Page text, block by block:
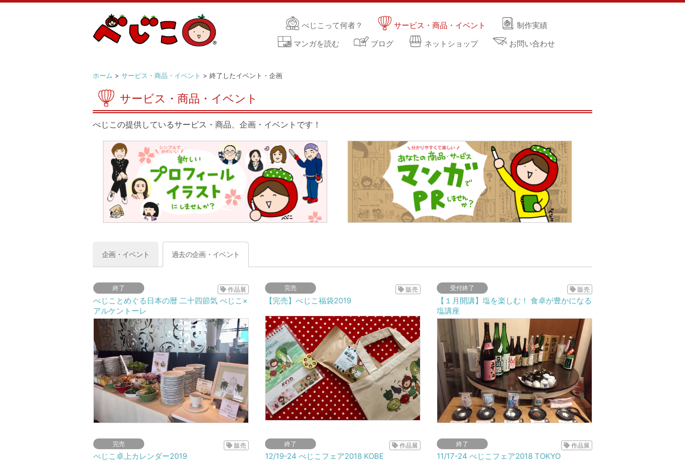
べじこって何者？ サービス・商品・イベント
制作実績
マンガを読む
ブログ ネットショップ お問い合わせ
ホーム > サービス・商品・イベント > 終了したイベント・企画
サービス・商品・イベント
べじこの提供しているサービス・商品、企画・イベントです！
企画・イベント 過去の企画・イベント
終了
べじことめぐる日本の暦 二十四節気 べじこ×
アルケントーレ
作品展 完売
【完売】べじこ福袋2019
販売 受付終了
【１月開講】塩を楽しむ！ 食卓が豊かになる
塩講座
販売
完売
べじこ卓上カレンダー2019
販売 終了
12/19-24 べじこフェア2018 KOBE
作品展 終了
11/17-24 べじこフェア2018 TOKYO
作品展